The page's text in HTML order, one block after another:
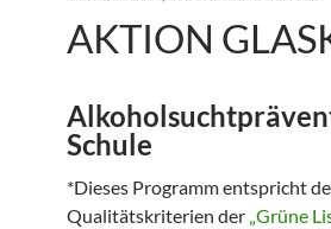
AKTION
Schule
*Dieses Programm entspricht
Qualitätskriterien der „Grüne